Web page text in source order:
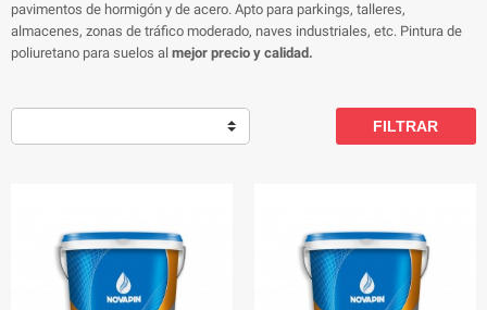
pavimentos de hormigón y de acero. Apto para parkings, talleres,
almacenes, zonas de tráfico moderado, naves industriales, etc. Pintura de
poliuretano para suelos al mejor precio y calidad.
FILTRAR